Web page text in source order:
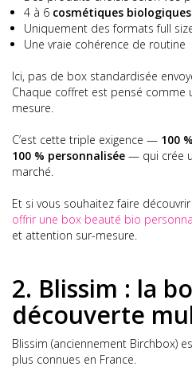
4 à 6 cosmétiques
Uniquement des formats full
Une vraie cohérence de routine
Ici, pas de box standardisée
Chaque coffret est pensé comme
mesure.
C’est cette triple exigence — 100
100 % personnalisée — qui crée
marché.
Et si vous souhaitez faire
offrir une box beauté bio
et attention sur-mesure.
2. Blissim : la
découverte
Blissim (anciennement Birchbox)
plus connues en France.